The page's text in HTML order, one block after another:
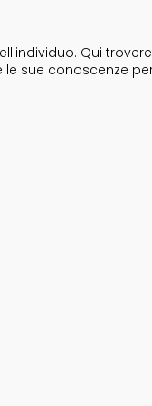
Qui
sue conoscenze